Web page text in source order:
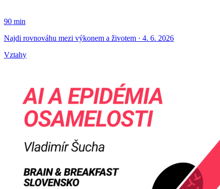
90 min
Najdi rovnováhu mezi výkonem a životem · 4. 6. 2026
Vztahy